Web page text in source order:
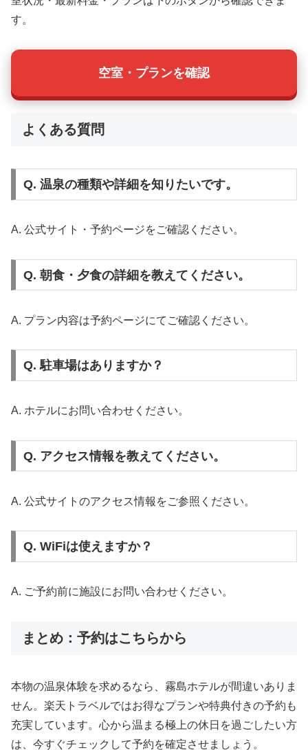
す。
空室・プランを確認
よくある質問
Q. 温泉の種類や詳細を知りたいです。
A. 公式サイト・予約ページをご確認ください。
Q. 朝食・夕食の詳細を教えてください。
A. プラン内容は予約ページにてご確認ください。
Q. 駐車場はありますか？
A. ホテルにお問い合わせください。
Q. アクセス情報を教えてください。
A. 公式サイトのアクセス情報をご参照ください。
Q. WiFiは使えますか？
A. ご予約前に施設にお問い合わせください。
まとめ：予約はこちらから
本物の温泉体験を求めるなら、霧島ホテルが間違いありま
せん。楽天トラベルではお得なプランや特典付きの予約も
充実しています。心から温まる極上の休日を過ごしたい方
は、今すぐチェックして予約を確定させましょう。